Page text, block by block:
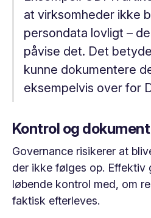
at virksomheder ikke
persondata lovligt –
påvise det. Det
kunne dokumentere
eksempelvis over for
Kontrol og
Governance risikerer at
der ikke følges op.
løbende kontrol med, om
faktisk efterleves.